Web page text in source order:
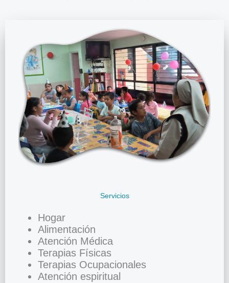
Servicios
Hogar
Alimentación
Atención Médica
Terapias Físicas
Terapias Ocupacionales
Atención espiritual